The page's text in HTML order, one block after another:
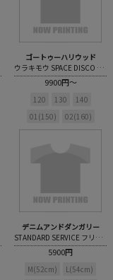
ゴートゥーハリウッド
ウラキモウ SPACE DISCO スウェット
9900円～
120 130
140
01(150)
02(160)
デニムアンドダンガリー
STANDARD SERVICE フリース CAP
5900円
M(52cm)
L(54cm)